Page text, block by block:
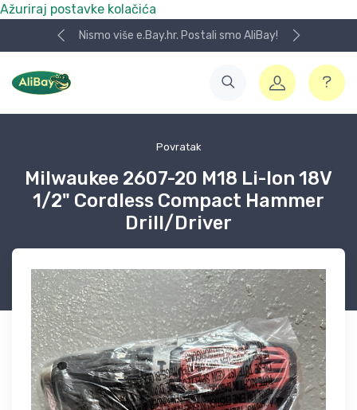
Ažuriraj postavke kolačića
Nismo više e.Bay.hr. Postali smo AliBay!
Povratak
Milwaukee 2607-20 M18 Li-Ion 18V
1/2" Cordless Compact Hammer
Drill/Driver